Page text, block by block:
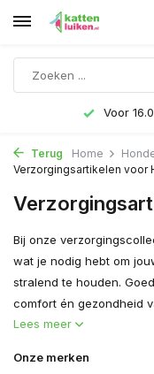
Voor
Terug Home
Verzorgingsartikelen voor
Bij onze
wat je nodig hebt om
stralend te houden.
comfort én gezondheid
Lees meer
Onze merken